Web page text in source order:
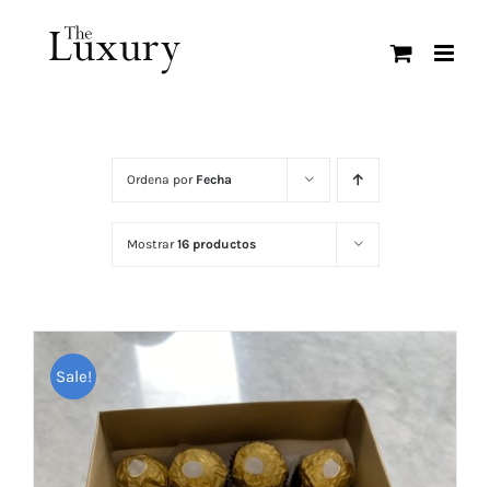
Ordena por Fecha
Mostrar16 productos
Sale!